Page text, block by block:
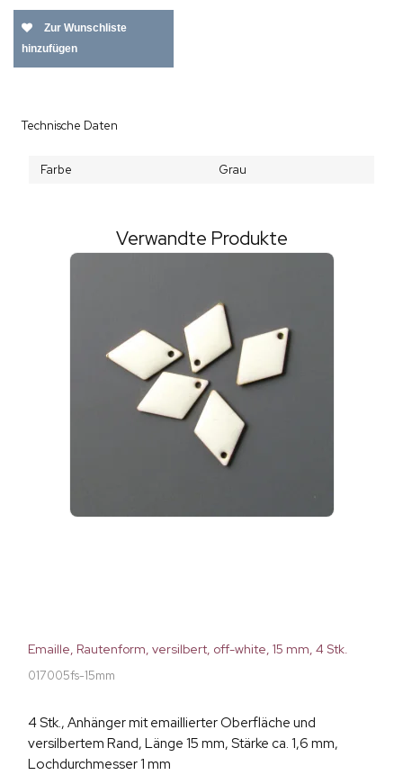
Zur Wunschliste
hinzufügen
Technische Daten
Farbe Grau
Verwandte Produkte
Emaille, Rautenform, versilbert, off-white, 15 mm, 4 Stk.
017005fs-15mm
4 Stk., Anhänger mit emaillierter Oberfläche und
versilbertem Rand, Länge 15 mm, Stärke ca. 1,6 mm,
Lochdurchmesser 1 mm